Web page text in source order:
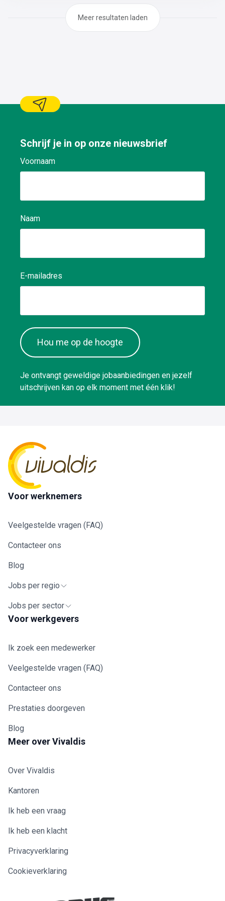
Meer resultaten laden
Schrijf je in op onze nieuwsbrief
Voornaam
Naam
E-mailadres
Hou me op de hoogte
Je ontvangt geweldige jobaanbiedingen en jezelf
uitschrijven kan op elk moment met één klik!
Voor werknemers
Veelgestelde vragen (FAQ)
Contacteer ons
Blog
Jobs per regio
Jobs per sector
Voor werkgevers
Ik zoek een medewerker
Veelgestelde vragen (FAQ)
Contacteer ons
Prestaties doorgeven
Blog
Meer over Vivaldis
Over Vivaldis
Kantoren
Ik heb een vraag
Ik heb een klacht
Privacyverklaring
Cookieverklaring